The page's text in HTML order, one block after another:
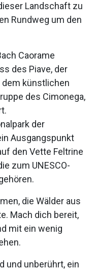
Landschaft zu
Rundweg um den
Caorame
des Piave, der
dem künstlichen
des Cimonega,
der
Ausgangspunkt
den Vette Feltrine
zum UNESCO-
die Wälder aus
Mach dich bereit,
mit ein wenig
und unberührt, ein